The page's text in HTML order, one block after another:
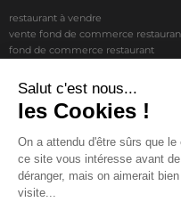
restaurant à vendre
vente fond de commerce
fond de commerce restaurant
achat restaurant
acheter restaurant